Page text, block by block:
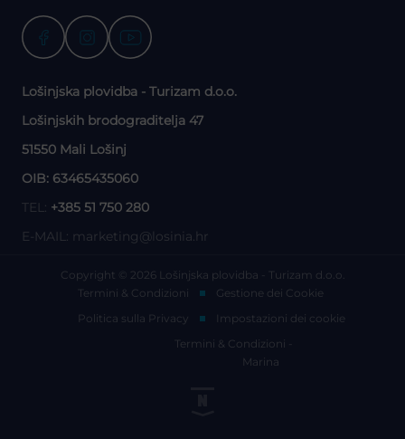
Lošinjska plovidba - Turizam d.o.o.
Lošinjskih brodograditelja 47
51550 Mali Lošinj
OIB: 63465435060
TEL: +385 51 750 280
E-MAIL: marketing@losinia.hr
Copyright © 2026 Lošinjska plovidba - Turizam d.o.o.
Termini & Condizioni
Gestione dei Cookie
Politica sulla Privacy
Impostazioni dei cookie
Termini & Condizioni -
Marina